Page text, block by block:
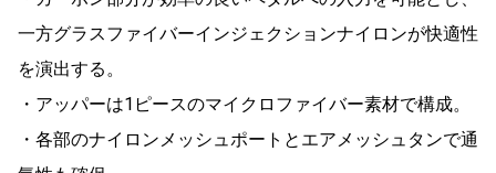
一方グラスファイバーインジェクションナイロンが快適性
を演出する。
・アッパーは1ピースのマイクロファイバー素材で構成。
・各部のナイロンメッシュポートとエアメッシュタンで通